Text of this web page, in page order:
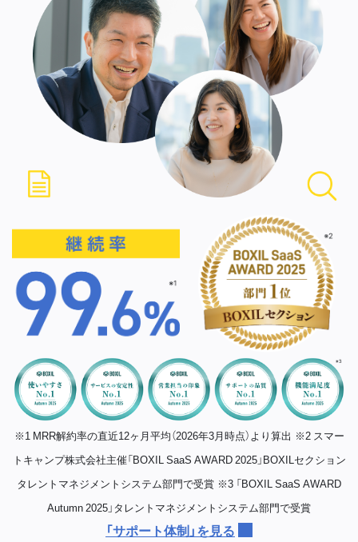
※1 MRR解約率の直近12ヶ月平均（2026年3月時点）より算出 ※2 スマー
トキャンプ株式会社主催「BOXIL SaaS AWARD 2025」BOXILセクション
タレントマネジメントシステム部門で受賞 ※3 「BOXIL SaaS AWARD
Autumn 2025」タレントマネジメントシステム部門で受賞
「サポート体制」を見る